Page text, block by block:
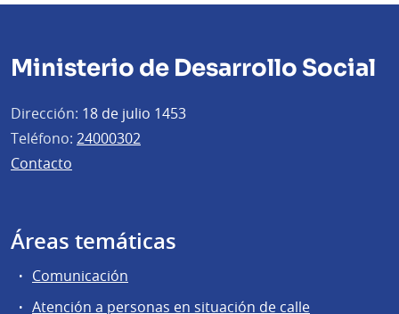
Ministerio de Desarrollo Social
Dirección: 18 de julio 1453
Teléfono: 24000302
Contacto
Áreas temáticas
Comunicación
Atención a personas en situación de calle